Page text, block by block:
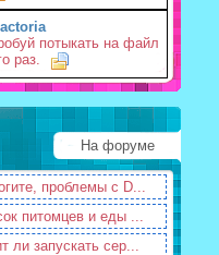
потыкать на файл
раз.
На форуме
проблемы с D...
питомцев и еды ...
ли запускать сер...